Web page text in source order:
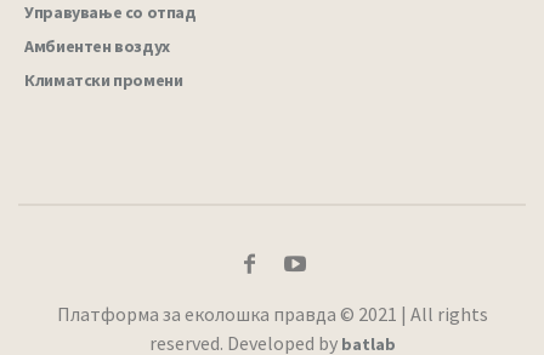
Управување со отпад
Амбиентен воздух
Климатски промени
Платформа за еколошка правда © 2021 | All rights
reserved. Developed by batlab